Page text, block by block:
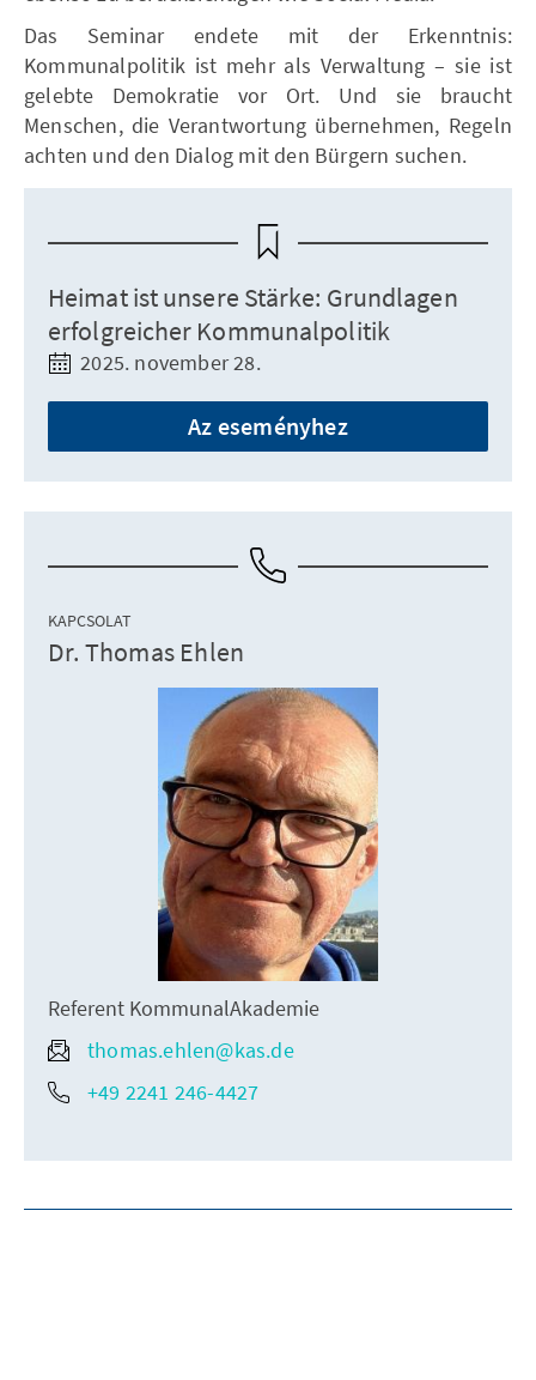
Das Seminar endete mit der Erkenntnis:
Kommunalpolitik ist mehr als Verwaltung – sie ist
gelebte Demokratie vor Ort. Und sie braucht
Menschen, die Verantwortung übernehmen, Regeln
achten und den Dialog mit den Bürgern suchen.
Heimat ist unsere Stärke: Grundlagen
erfolgreicher Kommunalpolitik
2025. november 28.
Az eseményhez
KAPCSOLAT
Dr. Thomas Ehlen
Referent KommunalAkademie
thomas.ehlen@kas.de
+49 2241 246-4427